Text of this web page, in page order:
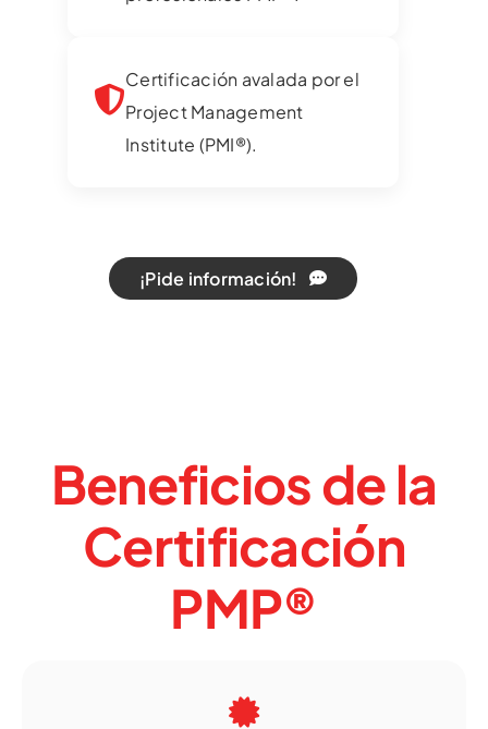
Certificación avalada por el
Project Management
Institute (PMI®).
¡Pide información!
Beneficios de la
Certificación
PMP®